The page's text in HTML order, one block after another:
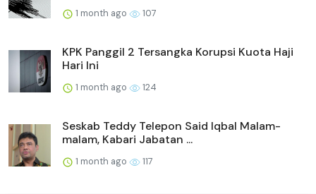
1 month ago 107
KPK Panggil 2 Tersangka Korupsi Kuota Haji
Hari Ini
1 month ago 124
Seskab Teddy Telepon Said Iqbal Malam-
malam, Kabari Jabatan ...
1 month ago 117